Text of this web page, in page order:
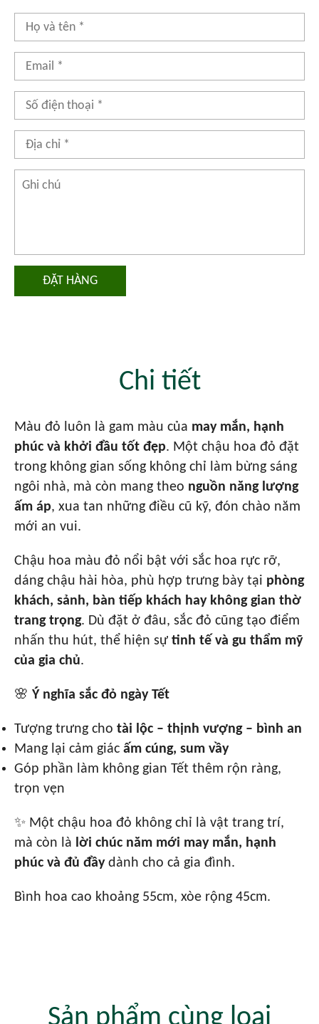
ĐẶT HÀNG
Chi tiết
Màu đỏ luôn là gam màu của may mắn, hạnh
phúc và khởi đầu tốt đẹp. Một chậu hoa đỏ đặt
trong không gian sống không chỉ làm bừng sáng
ngôi nhà, mà còn mang theo nguồn năng lượng
ấm áp, xua tan những điều cũ kỹ, đón chào năm
mới an vui.
Chậu hoa màu đỏ nổi bật với sắc hoa rực rỡ,
dáng chậu hài hòa, phù hợp trưng bày tại phòng
khách, sảnh, bàn tiếp khách hay không gian thờ
trang trọng. Dù đặt ở đâu, sắc đỏ cũng tạo điểm
nhấn thu hút, thể hiện sự tinh tế và gu thẩm mỹ
của gia chủ.
🌸 Ý nghĩa sắc đỏ ngày Tết
Tượng trưng cho tài lộc – thịnh vượng – bình an
Mang lại cảm giác ấm cúng, sum vầy
Góp phần làm không gian Tết thêm rộn ràng,
trọn vẹn
✨ Một chậu hoa đỏ không chỉ là vật trang trí,
mà còn là lời chúc năm mới may mắn, hạnh
phúc và đủ đầydành cho cả gia đình.
Bình hoa cao khoảng 55cm, xòe rộng 45cm.
Sản phẩm cùng loại